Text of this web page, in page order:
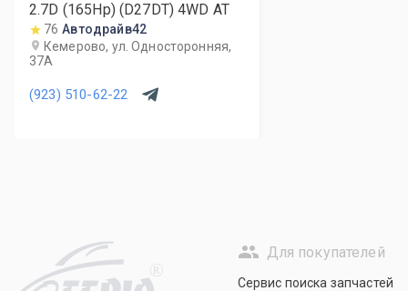
2.7D (165Hp) (D27DT) 4WD AT
76 Автодрайв42
Кемерово, ул. Односторонняя,
37А
(923) 510-62-22
R
Для покупателей
Сервис поиска запчастей